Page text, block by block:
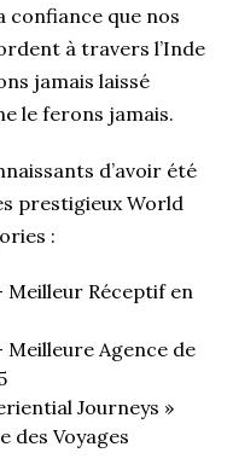
confiance que nos
à travers l’Inde
jamais laissé
le ferons jamais.
d’avoir été
prestigieux World
:
Meilleur Réceptif en
Meilleure Agence de
Journeys »
des Voyages